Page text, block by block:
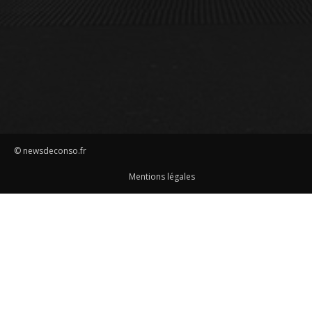
© newsdeconso.fr
Mentions légales